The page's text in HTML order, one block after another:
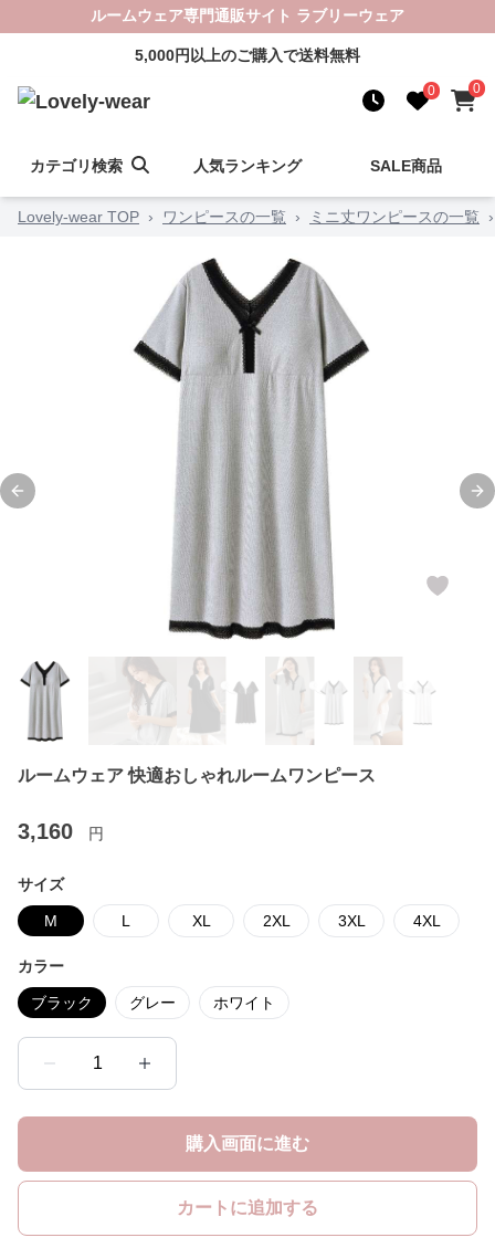
ルームウェア専門通販サイト ラブリーウェア
5,000円以上のご購入で送料無料
0 0
カテゴリ検索 人気ランキング SALE商品
Lovely-wear TOP › ワンピースの一覧 › ミニ丈ワンピースの一覧 ›
Previous slide
ルームウェア 快適おしゃれルームワンピース
3,160 円
サイズ
M L XL 2XL 3XL 4XL
カラー
ブラック グレー ホワイト
1
購入画面に進む
カートに追加する